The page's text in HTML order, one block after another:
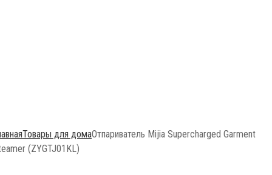
Товары для домаОтпариватель Mijia Supercharged Garment
(ZYGTJ01KL)